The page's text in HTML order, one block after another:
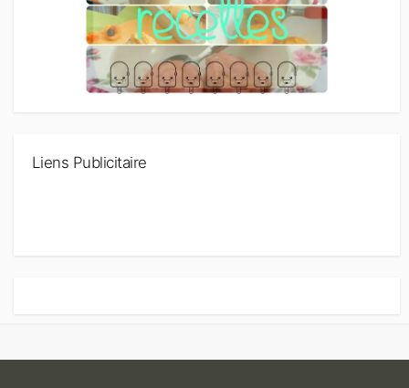
Liens Publicitaire